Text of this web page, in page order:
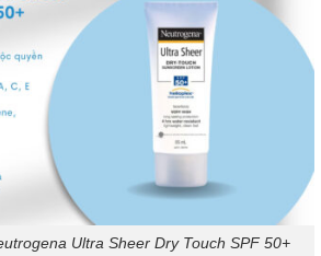
Ultra Sheer Dry Touch SPF 50+